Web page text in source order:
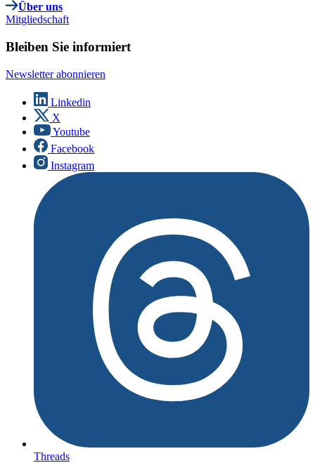
Über uns
Mitgliedschaft
Bleiben Sie informiert
Newsletter abonnieren
Linkedin
X
Youtube
Facebook
Instagram
Threads